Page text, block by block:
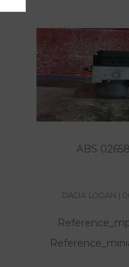
ABS
DACIA LOGAN |